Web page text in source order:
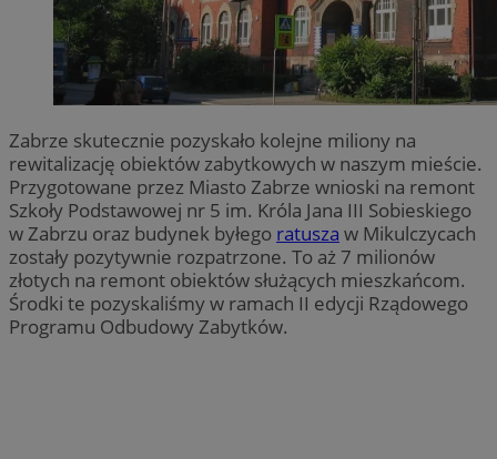
Zabrze skutecznie pozyskało kolejne miliony na
rewitalizację obiektów zabytkowych w naszym mieście.
Przygotowane przez Miasto Zabrze wnioski na remont
Szkoły Podstawowej nr 5 im. Króla Jana III Sobieskiego
w Zabrzu oraz budynek byłego ratusza w Mikulczycach
zostały pozytywnie rozpatrzone. To aż 7 milionów
złotych na remont obiektów służących mieszkańcom.
Środki te pozyskaliśmy w ramach II edycji Rządowego
Programu Odbudowy Zabytków.